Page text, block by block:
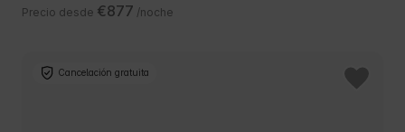
Precio desde €877 /noche
Cancelación gratuita